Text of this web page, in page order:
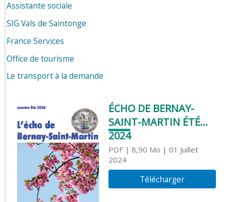
Assistante sociale
SIG Vals de Saintonge
France Services
Office de tourisme
Le transport à la demande
ÉCHO DE BERNAY-
SAINT-MARTIN ÉTÉ
2024
PDF| 8,90 Mo | 01 Juillet
2024
Télécharger